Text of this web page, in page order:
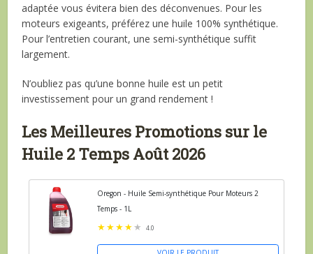
adaptée vous évitera bien des déconvenues. Pour les
moteurs exigeants, préférez une huile 100% synthétique.
Pour l’entretien courant, une semi-synthétique suffit
largement.
N’oubliez pas qu’une bonne huile est un petit
investissement pour un grand rendement !
Les Meilleures Promotions sur le
Huile 2 Temps Août 2026
Oregon - Huile Semi-synthétique Pour Moteurs 2
Temps - 1L
4.0